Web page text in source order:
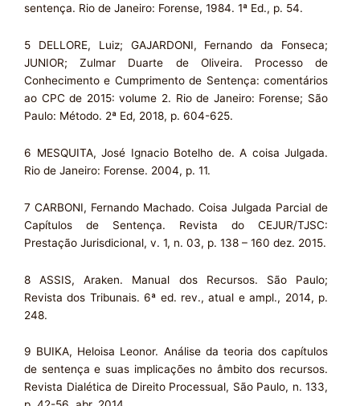
sentença. Rio de Janeiro: Forense, 1984. 1ª Ed., p. 54.
5 DELLORE, Luiz; GAJARDONI, Fernando da Fonseca;
JUNIOR; Zulmar Duarte de Oliveira. Processo de
Conhecimento e Cumprimento de Sentença: comentários
ao CPC de 2015: volume 2. Rio de Janeiro: Forense; São
Paulo: Método. 2ª Ed, 2018, p. 604-625.
6 MESQUITA, José Ignacio Botelho de. A coisa Julgada.
Rio de Janeiro: Forense. 2004, p. 11.
7 CARBONI, Fernando Machado. Coisa Julgada Parcial de
Capítulos de Sentença. Revista do CEJUR/TJSC:
Prestação Jurisdicional, v. 1, n. 03, p. 138 – 160 dez. 2015.
8 ASSIS, Araken. Manual dos Recursos. São Paulo;
Revista dos Tribunais. 6ª ed. rev., atual e ampl., 2014, p.
248.
9 BUIKA, Heloisa Leonor. Análise da teoria dos capítulos
de sentença e suas implicações no âmbito dos recursos.
Revista Dialética de Direito Processual, São Paulo, n. 133,